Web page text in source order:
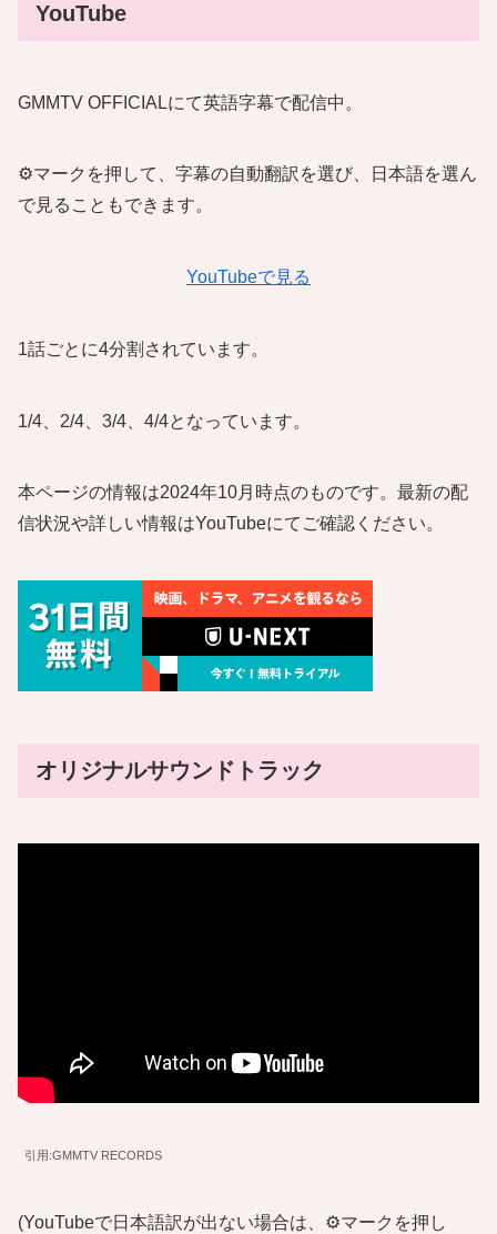
YouTube
GMMTV OFFICIALにて英語字幕で配信中。
⚙️マークを押して、字幕の自動翻訳を選び、日本語を選ん
で見ることもできます。
YouTubeで見る
1話ごとに4分割されています。
1/4、2/4、3/4、4/4となっています。
本ページの情報は2024年10月時点のものです。最新の配
信状況や詳しい情報はYouTubeにてご確認ください。
オリジナルサウンドトラック
引用:GMMTV RECORDS
(YouTubeで日本語訳が出ない場合は、⚙️マークを押し